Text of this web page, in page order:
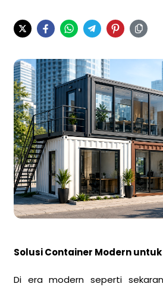
Solusi Container Modern untuk
Di era modern seperti